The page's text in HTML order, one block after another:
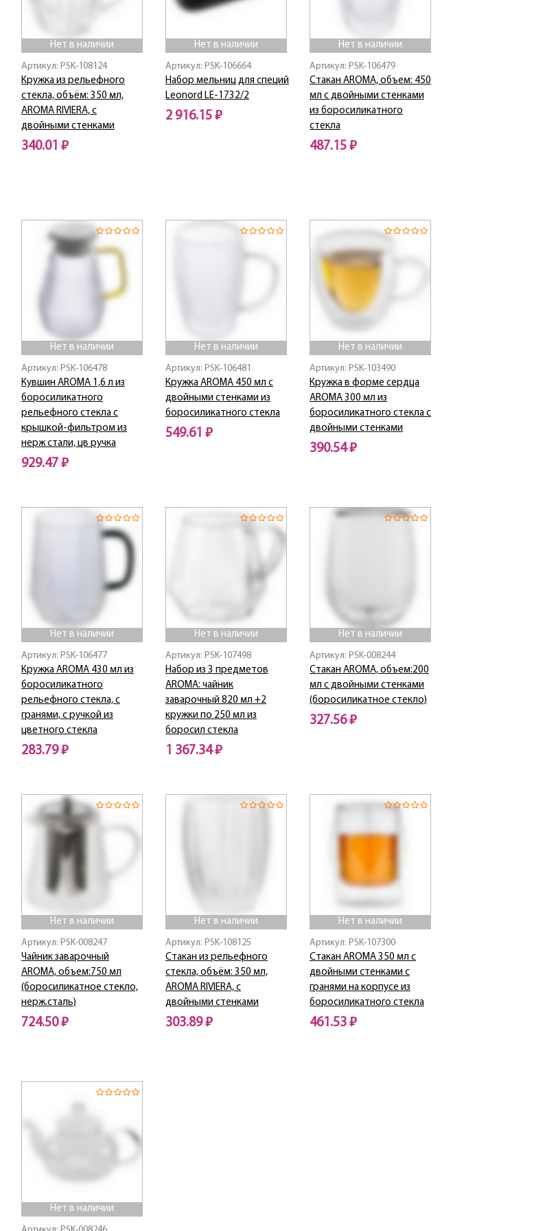
Нет в наличии
Артикул: PSK-108124
Кружка из рельефного
стекла, объём: 350 мл,
AROMA RIVIERA, с
двойными стенками
340.01 ₽
Нет в наличии
Артикул: PSK-106664
Набор мельниц для специй
Leonord LE-1732/2
2 916.15 ₽
Нет в наличии
Артикул: PSK-106479
Стакан AROMA, объем: 450
мл с двойными стенками
из боросиликатного
стекла
487.15 ₽
Нет в наличии
Артикул: PSK-106478
Кувшин AROMA 1,6 л из
боросиликатного
рельефного стекла с
крышкой-фильтром из
нерж стали, цв ручка
929.47 ₽
Нет в наличии
Артикул: PSK-106481
Кружка AROMA 450 мл с
двойными стенками из
боросиликатного стекла
549.61 ₽
Нет в наличии
Артикул: PSK-103490
Кружка в форме сердца
AROMA 300 мл из
боросиликатного стекла с
двойными стенками
390.54 ₽
Нет в наличии
Артикул: PSK-106477
Кружка AROMA 430 мл из
боросиликатного
рельефного стекла, с
гранями, с ручкой из
цветного стекла
283.79 ₽
Нет в наличии
Артикул: PSK-107498
Набор из 3 предметов
AROMA: чайник
заварочный 820 мл +2
кружки по 250 мл из
боросил стекла
1 367.34 ₽
Нет в наличии
Артикул: PSK-008244
Стакан AROMA, объем:200
мл с двойными стенками
(боросиликатное стекло)
327.56 ₽
Нет в наличии
Артикул: PSK-008247
Чайник заварочный
AROMA, объем:750 мл
(боросиликатное стекло,
нерж.сталь)
724.50 ₽
Нет в наличии
Артикул: PSK-108125
Стакан из рельефного
стекла, объём: 350 мл,
AROMA RIVIERA, с
двойными стенками
303.89 ₽
Нет в наличии
Артикул: PSK-107300
Стакан AROMA 350 мл с
двойными стенками с
гранями на корпусе из
боросиликатного стекла
461.53 ₽
Нет в наличии